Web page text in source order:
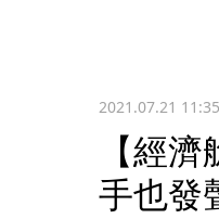
2021.07.21 11:35
【經
手也發